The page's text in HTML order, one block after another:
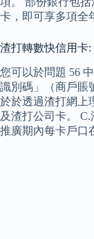
卡，即可享多項全
渣打轉數快信用卡:
您可以於問題 56
識別碼」（商戶賬
於於透過渣打網上
及渣打公司卡。
推廣期內每卡戶口